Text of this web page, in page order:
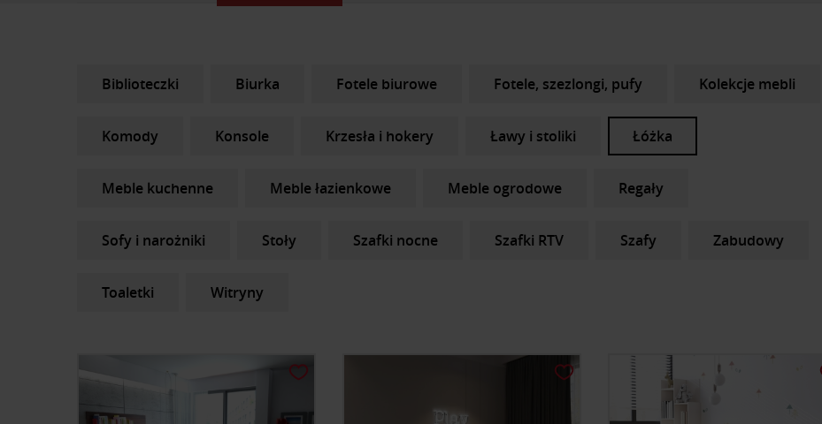
Biblioteczki Biurka Fotele biurowe Fotele, szezlongi, pufy Kolekcje mebli
Komody Konsole Krzesła i hokery Ławy i stoliki Łóżka
Meble kuchenne Meble łazienkowe Meble ogrodowe Regały
Sofy i narożniki Stoły Szafki nocne Szafki RTV Szafy Zabudowy
Toaletki Witryny